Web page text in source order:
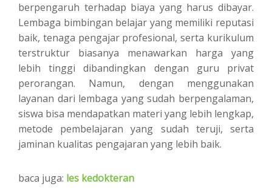
berpengaruh terhadap biaya yang harus dibayar.
Lembaga bimbingan belajar yang memiliki reputasi
baik, tenaga pengajar profesional, serta kurikulum
terstruktur biasanya menawarkan harga yang
lebih tinggi dibandingkan dengan guru privat
perorangan. Namun, dengan menggunakan
layanan dari lembaga yang sudah berpengalaman,
siswa bisa mendapatkan materi yang lebih lengkap,
metode pembelajaran yang sudah teruji, serta
jaminan kualitas pengajaran yang lebih baik.
baca juga: les kedokteran